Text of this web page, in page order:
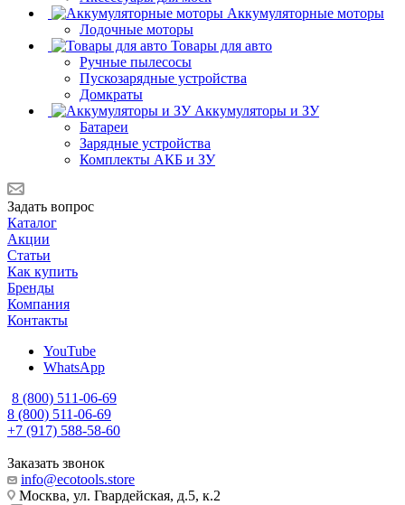
Аккумуляторные моторы
Лодочные моторы
Товары для авто
Ручные пылесосы
Пускозарядные устройства
Домкраты
Аккумуляторы и ЗУ
Батареи
Зарядные устройства
Комплекты АКБ и ЗУ
Задать вопрос
Каталог
Акции
Статьи
Как купить
Бренды
Компания
Контакты
YouTube
WhatsApp
8 (800) 511-06-69
8 (800) 511-06-69
+7 (917) 588-58-60
Заказать звонок
info@ecotools.store
Москва, ул. Гвардейская, д.5, к.2